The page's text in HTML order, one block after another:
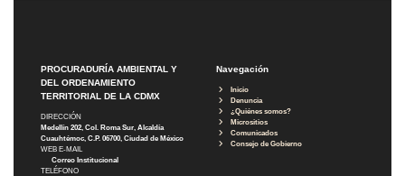
PROCURADURÍA AMBIENTAL Y
DEL ORDENAMIENTO
TERRITORIAL DE LA CDMX
DIRECCIÓN
Medellín 202, Col. Roma Sur, Alcaldía
Cuauhtémoc, C.P. 06700, Ciudad de México
WEB E-MAIL
Correo Institucional
TELÉFONO
Navegación
Inicio
Denuncia
¿Quiénes somos?
Micrositios
Comunicados
Consejo de Gobierno